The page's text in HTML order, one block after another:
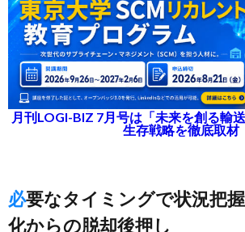
月刊LOGI-BIZ 7月号は「未来を創る輸
生存戦略を徹底取材
必要なタイミングで状況把握可能に、属人
化からの脱却後押し